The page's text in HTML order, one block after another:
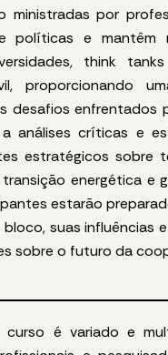
ministradas por
políticas e mantêm
think
proporcionando
desafios enfrentados
análises críticas e
estratégicos sobre
energética e
estarão
suas influências
sobre o futuro da
é variado e